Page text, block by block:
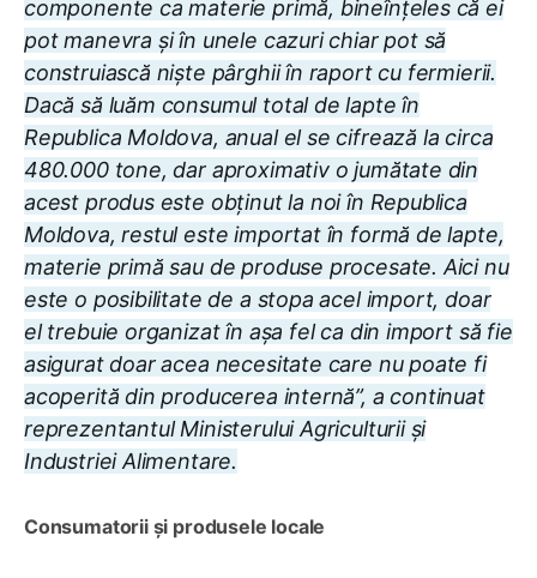
componente ca materie primă, bineînțeles că ei
pot manevra și în unele cazuri chiar pot să
construiască niște pârghii în raport cu fermierii.
Dacă să luăm consumul total de lapte în
Republica Moldova, anual el se cifrează la circa
480.000 tone, dar aproximativ o jumătate din
acest produs este obținut la noi în Republica
Moldova, restul este importat în formă de lapte,
materie primă sau de produse procesate. Aici nu
este o posibilitate de a stopa acel import, doar
el trebuie organizat în așa fel ca din import să fie
asigurat doar acea necesitate care nu poate fi
acoperită din producerea internă”, a continuat
reprezentantul Ministerului Agriculturii și
Industriei Alimentare.
Consumatorii și produsele locale